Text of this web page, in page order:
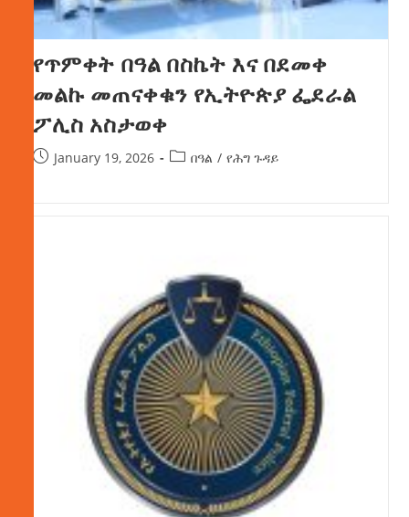
የጥምቀት በዓል በስኬት እና በደመቀ
መልኩ መጠናቀቁን የኢትዮጵያ ፌደራል
ፖሊስ አስታወቀ
January 19, 2026 በዓል / የሕግ ጉዳይ